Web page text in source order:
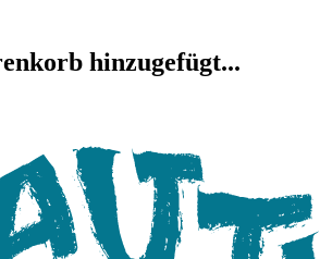
hinzugefügt...